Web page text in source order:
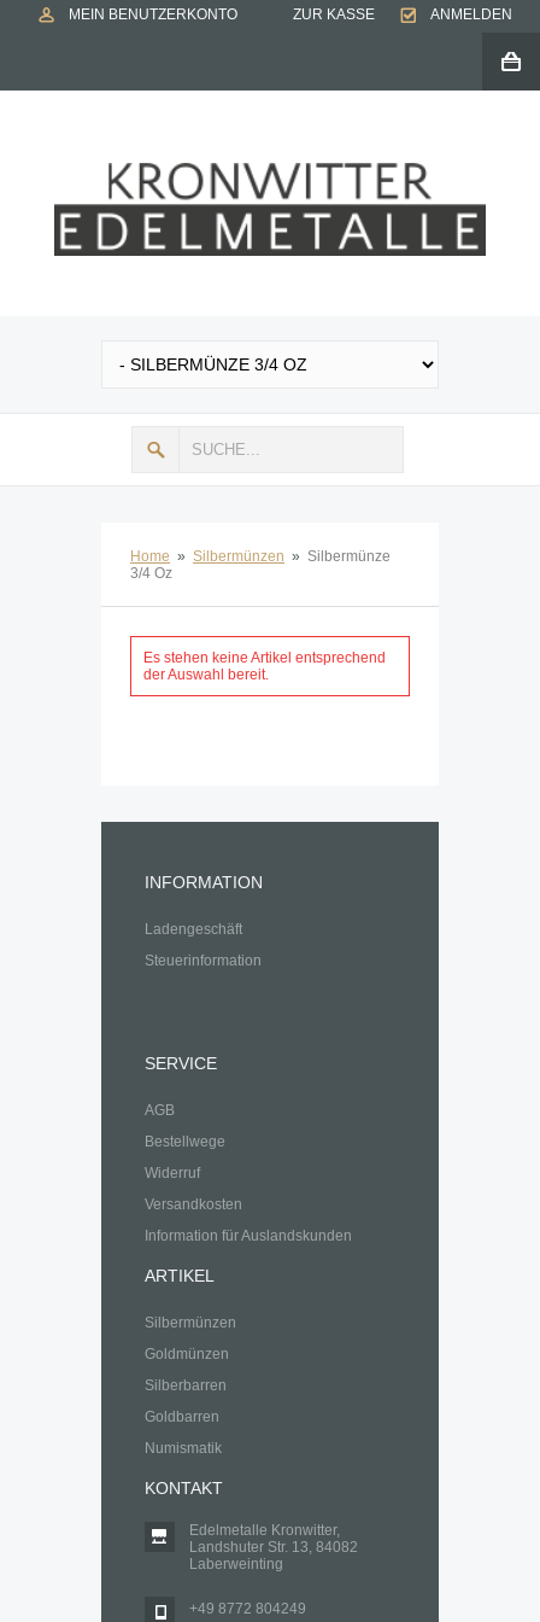
MEIN BENUTZERKONTO ZUR KASSE ANMELDEN
Home » Silbermünzen » Silbermünze
3/4 Oz
Es stehen keine Artikel entsprechend
der Auswahl bereit.
INFORMATION
Ladengeschäft
Steuerinformation
SERVICE
AGB
Bestellwege
Widerruf
Versandkosten
Information für Auslandskunden
ARTIKEL
Silbermünzen
Goldmünzen
Silberbarren
Goldbarren
Numismatik
KONTAKT
Edelmetalle Kronwitter,
Landshuter Str. 13, 84082
Laberweinting
+49 8772 804249